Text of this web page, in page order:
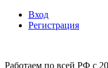
Вход
Регистрация
Работаем по всей РФ с